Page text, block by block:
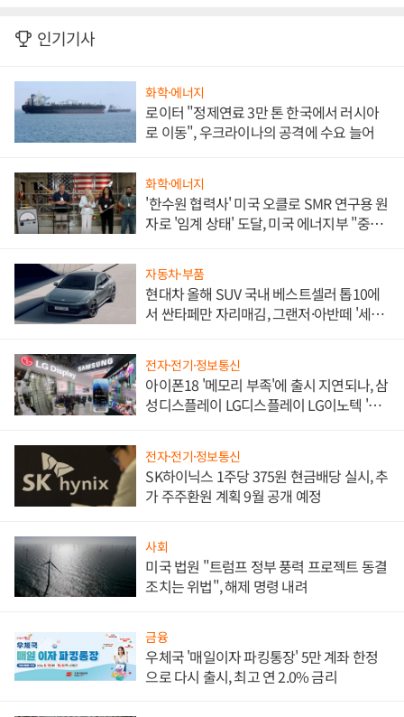
인기기사
화학·에너지
로이터 "정제연료 3만 톤 한국에서 러시아
로 이동", 우크라이나의 공격에 수요 늘어
화학·에너지
'한수원 협력사' 미국 오클로 SMR 연구용 원
자로 '임계 상태' 도달, 미국 에너지부 "중요
자동차·부품
현대차 올해 SUV 국내 베스트셀러 톱10에
서 싼타페만 자리매김, 그랜저·아반떼 '세단
전자·전기·정보통신
아이폰18 '메모리 부족'에 출시 지연되나, 삼
성디스플레이 LG디스플레이 LG이노텍 '탈
전자·전기·정보통신
SK하이닉스 1주당 375원 현금배당 실시, 추
가 주주환원 계획 9월 공개 예정
사회
미국 법원 "트럼프 정부 풍력 프로젝트 동결
조치는 위법", 해제 명령 내려
금융
우체국 '매일이자 파킹통장' 5만 계좌 한정
으로 다시 출시, 최고 연 2.0% 금리